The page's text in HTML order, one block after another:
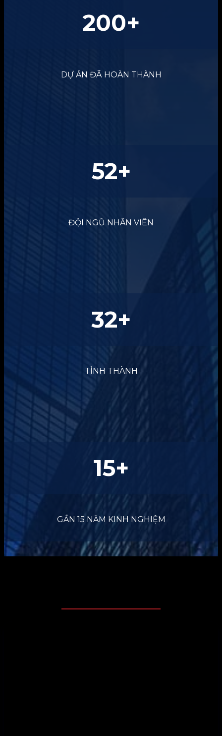
200+
DỰ ÁN ĐÃ HOÀN THÀNH
52+
ĐỘI NGŨ NHÂN VIÊN
32+
TỈNH THÀNH
15+
GẦN 15 NĂM KINH NGHIỆM